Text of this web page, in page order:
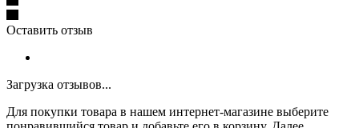
Оставить отзыв
Загрузка отзывов...
Для покупки товара в нашем интернет-магазине выберите